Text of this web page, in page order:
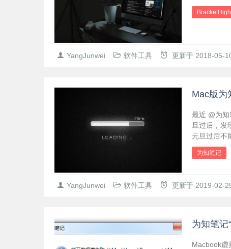
YangJunwei 软件工具 更新于 2018-05-
Mac版为
最近 @为
旦过后，发
元旦过后不
为知笔记
YangJunwei 软件工具 更新于 2019-02-
为知笔记
Macbook虚